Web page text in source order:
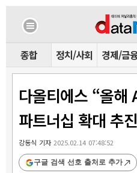
종합 정치/사회 경제/금
다올티에스 “올해
파트너십 확대 추
강동식 기자2025.02.14 07:48:52
구글 검색 선호 출처로 추가